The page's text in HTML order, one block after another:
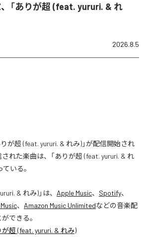
「ありが超 (feat. yururi. & れ
2026.8.5
が超 (feat. yururi. & れみ)」が配信開始され
れた楽曲は、「ありが超 (feat. yururi. & れ
いる。
& れみ)」は、 Apple Music、 Spotify、
、 Amazon Music Unlimitedなどの音楽配
できる。
が超 (feat. yururi. & れみ)